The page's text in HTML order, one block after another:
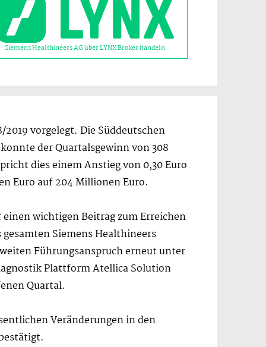
Siemens Healthineers AG über LYNX Broker handeln
vorgelegt. Die Süddeutschen
der Quartalsgewinn von 308
dies einem Anstieg von 0,30 Euro
Euro auf 204 Millionen Euro.
wichtigen Beitrag zum Erreichen
Siemens Healthineers
Führungsanspruch erneut unter
Plattform Atellica Solution
Quartal.
Veränderungen in den